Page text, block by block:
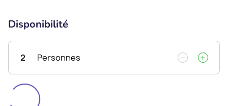
Disponibilité
2 Personnes